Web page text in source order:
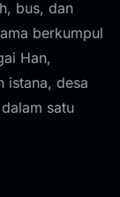
bus, dan
berkumpul
Han,
istana, desa
satu